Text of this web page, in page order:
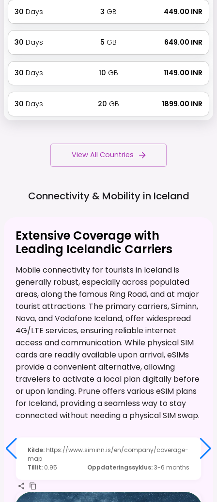
30 Days 3 GB ₹ 449.00 INR
30 Days 5 GB ₹ 649.00 INR
30 Days 10 GB ₹ 1149.00 INR
30 Days 20 GB ₹ 1899.00 INR
View All Countries
Connectivity & Mobility in Iceland
Extensive Coverage with
Leading Icelandic Carriers
Mobile connectivity for tourists in Iceland is
generally robust, especially across populated
areas, along the famous Ring Road, and at major
tourist attractions. The primary carriers, Síminn,
Nova, and Vodafone Iceland, offer widespread
4G/LTE services, ensuring reliable internet
access and communication. While physical SIM
cards are readily available upon arrival, eSIMs
provide a convenient alternative, allowing
travelers to activate a local plan digitally before
or upon landing. Prune offers various eSIM plans
for Iceland, providing a seamless way to stay
connected without needing a physical SIM swap.
Kilde: https://www.siminn.is/en/company/coverage-
map
Tillit: 0.95 Oppdateringssyklus:3-6 months